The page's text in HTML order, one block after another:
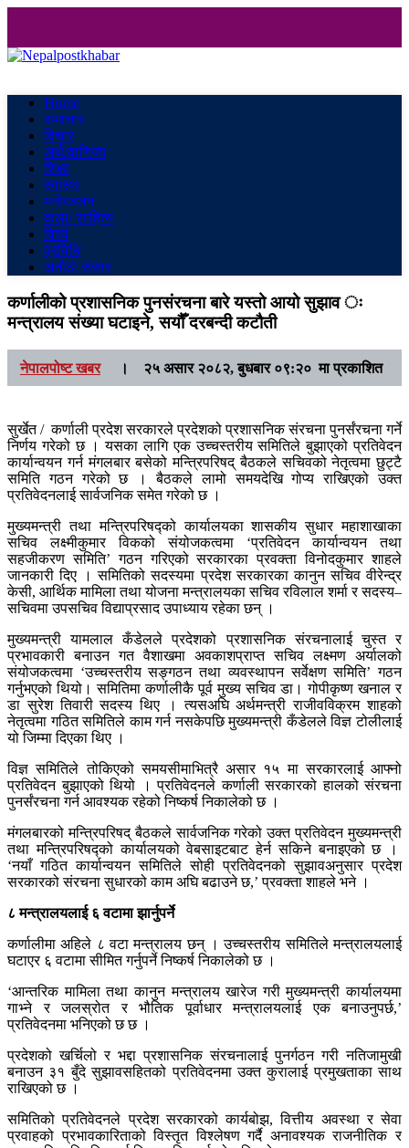
Home
समाचार
विचार
अर्थ/वाणिज्य
शिक्षा
स्वास्थ
मनाेरञ्जन
कला/ साहित्य
विश्व
प्रविधि
अनौठो संसार
कर्णालीको प्रशासनिक पुनसंरचना बारे यस्तो आयो सुझाव ः
मन्त्रालय संख्या घटाइने, सयौँ दरबन्दी कटौती
नेपालपोष्ट खबर। २५ असार २०८२, बुधबार ०९:२० मा प्रकाशित
सुर्खेत / कर्णाली प्रदेश सरकारले प्रदेशको प्रशासनिक संरचना पुनर्संरचना गर्ने
निर्णय गरेको छ । यसका लागि एक उच्चस्तरीय समितिले बुझाएको प्रतिवेदन
कार्यान्वयन गर्न मंगलबार बसेको मन्त्रिपरिषद् बैठकले सचिवको नेतृत्वमा छुट्टै
समिति गठन गरेको छ । बैठकले लामो समयदेखि गोप्य राखिएको उक्त
प्रतिवेदनलाई सार्वजनिक समेत गरेको छ ।
मुख्यमन्त्री तथा मन्त्रिपरिषद्को कार्यालयका शासकीय सुधार महाशाखाका
सचिव लक्ष्मीकुमार विकको संयोजकत्वमा ‘प्रतिवेदन कार्यान्वयन तथा
सहजीकरण समिति’ गठन गरिएको सरकारका प्रवक्ता विनोदकुमार शाहले
जानकारी दिए । समितिको सदस्यमा प्रदेश सरकारका कानुन सचिव वीरेन्द्र
केसी, आर्थिक मामिला तथा योजना मन्त्रालयका सचिव रविलाल शर्मा र सदस्य–
सचिवमा उपसचिव विद्याप्रसाद उपाध्याय रहेका छन् ।
मुख्यमन्त्री यामलाल कँडेलले प्रदेशको प्रशासनिक संरचनालाई चुस्त र
प्रभावकारी बनाउन गत वैशाखमा अवकाशप्राप्त सचिव लक्ष्मण अर्यालको
संयोजकत्वमा ‘उच्चस्तरीय सङ्गठन तथा व्यवस्थापन सर्वेक्षण समिति’ गठन
गर्नुभएको थियो। समितिमा कर्णालीकै पूर्व मुख्य सचिव डा। गोपीकृष्ण खनाल र
डा सुरेश तिवारी सदस्य थिए । त्यसअघि अर्थमन्त्री राजीवविक्रम शाहको
नेतृत्वमा गठित समितिले काम गर्न नसकेपछि मुख्यमन्त्री कँडेलले विज्ञ टोलीलाई
यो जिम्मा दिएका थिए ।
विज्ञ समितिले तोकिएको समयसीमाभित्रै असार १५ मा सरकारलाई आफ्नो
प्रतिवेदन बुझाएको थियो । प्रतिवेदनले कर्णाली सरकारको हालको संरचना
पुनर्संरचना गर्न आवश्यक रहेको निष्कर्ष निकालेको छ ।
मंगलबारको मन्त्रिपरिषद् बैठकले सार्वजनिक गरेको उक्त प्रतिवेदन मुख्यमन्त्री
तथा मन्त्रिपरिषद्को कार्यालयको वेबसाइटबाट हेर्न सकिने बनाइएको छ ।
‘नयाँ गठित कार्यान्वयन समितिले सोही प्रतिवेदनको सुझावअनुसार प्रदेश
सरकारको संरचना सुधारको काम अघि बढाउने छ,’ प्रवक्ता शाहले भने ।
८ मन्त्रालयलाई ६ वटामा झार्नुपर्ने
कर्णालीमा अहिले ८ वटा मन्त्रालय छन् । उच्चस्तरीय समितिले मन्त्रालयलाई
घटाएर ६ वटामा सीमित गर्नुपर्ने निष्कर्ष निकालेको छ ।
‘आन्तरिक मामिला तथा कानुन मन्त्रालय खारेज गरी मुख्यमन्त्री कार्यालयमा
गाभ्ने र जलस्रोत र भौतिक पूर्वाधार मन्त्रालयलाई एक बनाउनुपर्छ,’
प्रतिवेदनमा भनिएको छ छ ।
प्रदेशको खर्चिलो र भद्दा प्रशासनिक संरचनालाई पुनर्गठन गरी नतिजामुखी
बनाउन ३१ बुँदे सुझावसहितको प्रतिवेदनमा उक्त कुरालाई प्रमुखताका साथ
राखिएको छ ।
समितिको प्रतिवेदनले प्रदेश सरकारको कार्यबोझ, वित्तीय अवस्था र सेवा
प्रवाहको प्रभावकारिताको विस्तृत विश्लेषण गर्दै अनावश्यक राजनीतिक र